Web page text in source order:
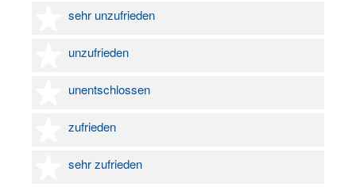
sehr unzufrieden
1 Stern
unzufrieden
2 Sterne
unentschlossen
3 Sterne
zufrieden
4 Sterne
sehr zufrieden
5 Sterne